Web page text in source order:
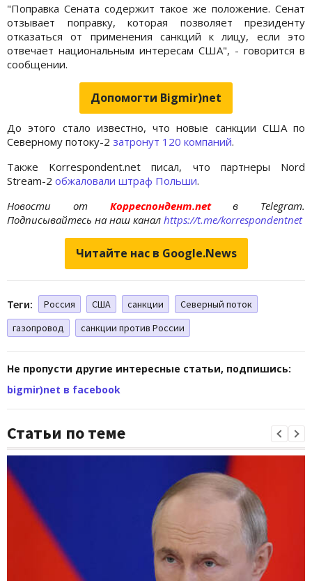
"Поправка Сената содержит такое же положение. Сенат
отзывает поправку, которая позволяет президенту
отказаться от применения санкций к лицу, если это
отвечает национальным интересам США", - говорится в
сообщении.
Допомогти Bigmir)net
До этого стало известно, что новые санкции США по
Северному потоку-2 затронут 120 компаний.
Также Korrespondent.net писал, что партнеры Nord
Stream-2 обжаловали штраф Польши.
Новости отКорреспондент.netв Telegram.
Подписывайтесь на наш канал https://t.me/korrespondentnet
Читайте нас в Google.News
Теги: Россия США санкции
Северный поток
газопровод
санкции против России
Не пропусти другие интересные статьи, подпишись:
bigmir)net в facebook
Статьи по теме